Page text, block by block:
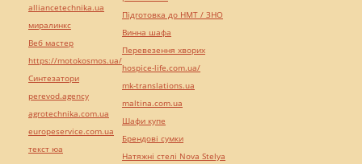
alliancetechnika.ua
миралинкс
Веб мастер
https://motokosmos.ua/
Синтезатори
perevod.agency
agrotechnika.com.ua
europeservice.com.ua
текст юа
Підготовка до НМТ / ЗНО
Винна шафа
Перевезення хворих
hospice-life.com.ua/
mk-translations.ua
maltina.com.ua
Шафи купе
Брендові сумки
Натяжні стелі Nova Stelya